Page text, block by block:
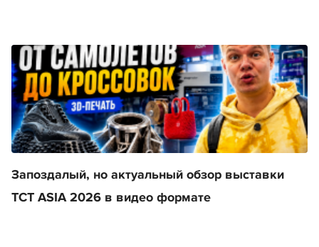
Запоздалый, но актуальный обзор выставки
TCT ASIA 2026 в видео формате